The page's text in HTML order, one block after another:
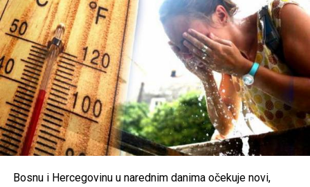
Zbog ekstremno visokih temperatura, nadležni pozivaju
građane na dodatni oprez. Preporučuje se redovna
hidratacija, izbjegavanje boravka na otvorenom u
najtoplijem dijelu dana, nošenje lagane i svijetle odjeće te
zaštita od direktnog sunčevog zračenja.
Poseban oprez savjetuje sestarijim osobama, djeci,
hroničnim bolesnicima i svima koji rade na otvorenom
,
uz preporuku da se pridržavaju savjeta ljekara i, ukoliko je
moguće, borave u rashlađenim prostorijama tokom
najtoplijeg dijela dana.
Bosnu i Hercegovinu u narednim danima očekuje novi,